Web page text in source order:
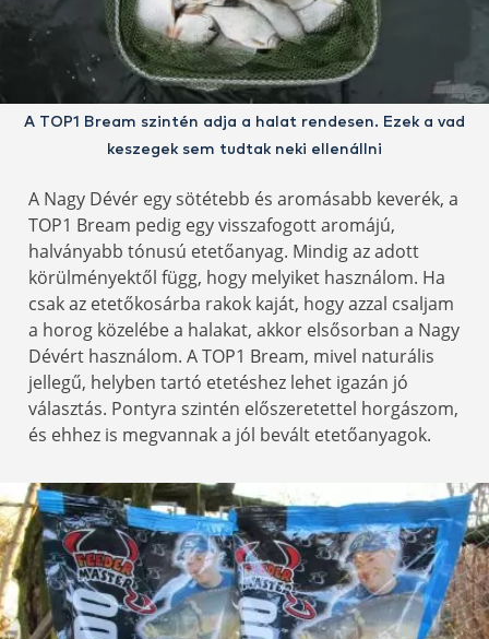
A TOP1 Bream szintén adja a halat rendesen. Ezek a vad
keszegek sem tudtak neki ellenállni
A Nagy Dévér egy sötétebb és aromásabb keverék, a
TOP1 Bream pedig egy visszafogott aromájú,
halványabb tónusú etetőanyag. Mindig az adott
körülményektől függ, hogy melyiket használom. Ha
csak az etetőkosárba rakok kaját, hogy azzal csaljam
a horog közelébe a halakat, akkor elsősorban a Nagy
Dévért használom. A TOP1 Bream, mivel naturális
jellegű, helyben tartó etetéshez lehet igazán jó
választás. Pontyra szintén előszeretettel horgászom,
és ehhez is megvannak a jól bevált etetőanyagok.